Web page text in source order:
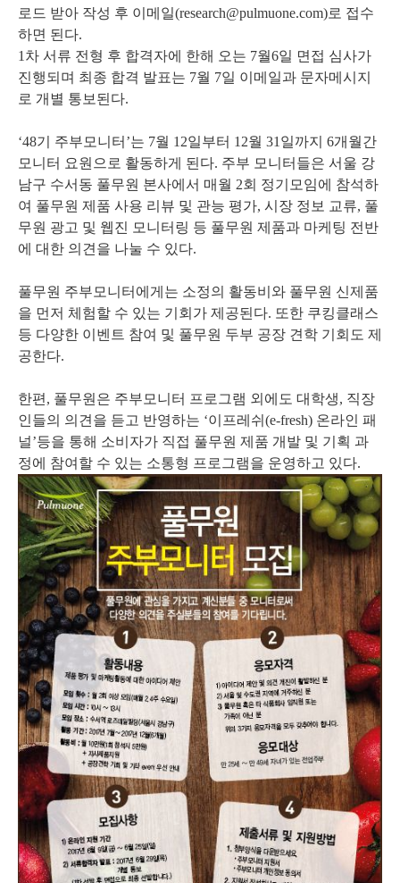
로드 받아 작성 후 이메일(research@pulmuone.com)로 접수
하면 된다.
1차 서류 전형 후 합격자에 한해 오는 7월6일 면접 심사가
진행되며 최종 합격 발표는 7월 7일 이메일과 문자메시지
로 개별 통보된다.
‘48기 주부모니터’는 7월 12일부터 12월 31일까지 6개월간
모니터 요원으로 활동하게 된다. 주부 모니터들은 서울 강
남구 수서동 풀무원 본사에서 매월 2회 정기모임에 참석하
여 풀무원 제품 사용 리뷰 및 관능 평가, 시장 정보 교류, 풀
무원 광고 및 웹진 모니터링 등 풀무원 제품과 마케팅 전반
에 대한 의견을 나눌 수 있다.
풀무원 주부모니터에게는 소정의 활동비와 풀무원 신제품
을 먼저 체험할 수 있는 기회가 제공된다. 또한 쿠킹클래스
등 다양한 이벤트 참여 및 풀무원 두부 공장 견학 기회도 제
공한다.
한편, 풀무원은 주부모니터 프로그램 외에도 대학생, 직장
인들의 의견을 듣고 반영하는 ‘이프레쉬(e-fresh) 온라인 패
널’등을 통해 소비자가 직접 풀무원 제품 개발 및 기획 과
정에 참여할 수 있는 소통형 프로그램을 운영하고 있다.